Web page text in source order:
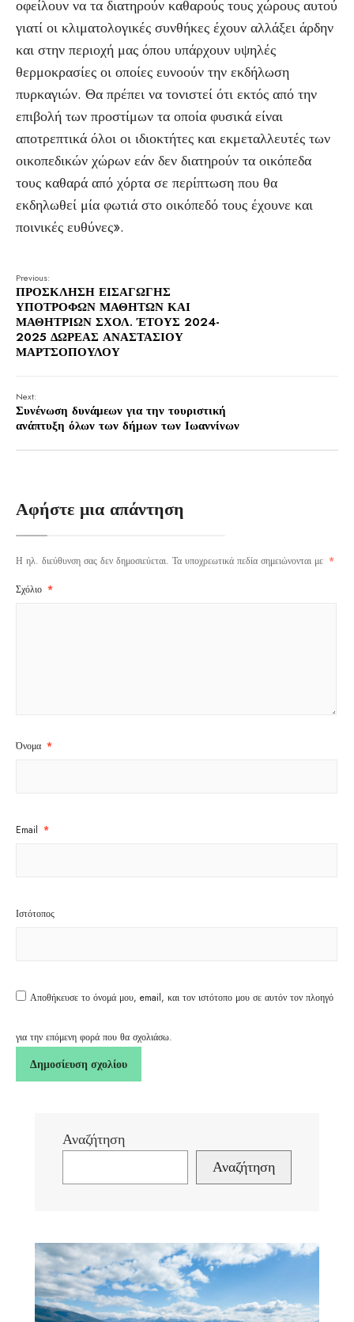
οφείλουν να τα διατηρούν καθαρούς τους χώρους αυτού
γιατί οι κλιματολογικές συνθήκες έχουν αλλάξει άρδην
και στην περιοχή μας όπου υπάρχουν υψηλές
θερμοκρασίες οι οποίες ευνοούν την εκδήλωση
πυρκαγιών. Θα πρέπει να τονιστεί ότι εκτός από την
επιβολή των προστίμων τα οποία φυσικά είναι
αποτρεπτικά όλοι οι ιδιοκτήτες και εκμεταλλευτές των
οικοπεδικών χώρων εάν δεν διατηρούν τα οικόπεδα
τους καθαρά από χόρτα σε περίπτωση που θα
εκδηλωθεί μία φωτιά στο οικόπεδό τους έχουνε και
ποινικές ευθύνες».
Previous:
ΠΡΟΣΚΛΗΣΗ ΕΙΣΑΓΩΓΗΣ
ΥΠΟΤΡΟΦΩΝ ΜΑΘΗΤΩΝ ΚΑΙ
ΜΑΘΗΤΡΙΩΝ ΣΧΟΛ. ΈΤΟΥΣ 2024-
2025 ΔΩΡΕΑΣ ΑΝΑΣΤΑΣΙΟΥ
ΜΑΡΤΣΟΠΟΥΛΟΥ
Next:
Συνένωση δυνάμεων για την τουριστική
ανάπτυξη όλων των δήμων των Ιωαννίνων
Αφήστε μια απάντηση
Η ηλ. διεύθυνση σας δεν δημοσιεύεται. Τα υποχρεωτικά πεδία σημειώνονται με *
Σχόλιο *
Όνομα *
Email *
Ιστότοπος
Αποθήκευσε το όνομά μου, email, και τον ιστότοπο μου σε αυτόν τον πλοηγό
για την επόμενη φορά που θα σχολιάσω.
Αναζήτηση
Αναζήτηση